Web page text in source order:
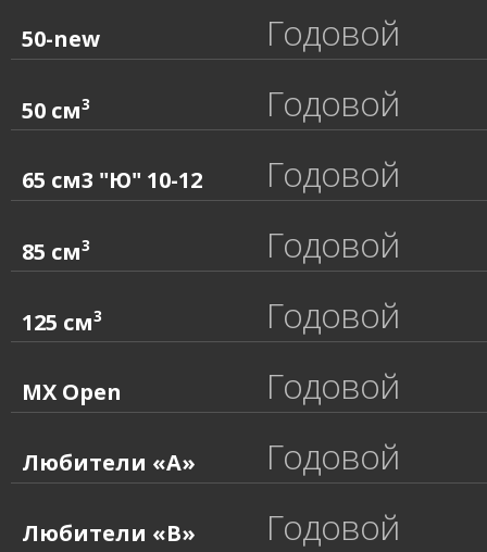
50-new Годовой
50 см3 Годовой
65 см3 "Ю" 10-12 Годовой
85 см3 Годовой
125 см3 Годовой
MX Open Годовой
Любители «A» Годовой
Любители «B» Годовой